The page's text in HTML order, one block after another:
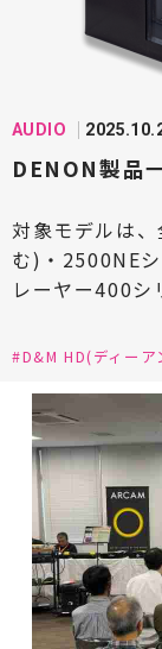
AUDIO
DENON製品
対象モデルは
む)・2500NE
レーヤー400シ
#D&M HD(ディーア